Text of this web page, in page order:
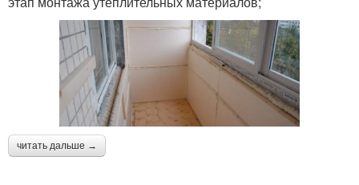
читать дальше →